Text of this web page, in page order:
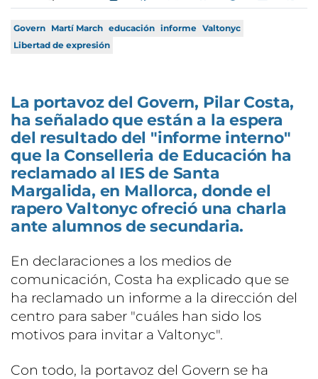
Govern Martí March educación informe Valtonyc
Libertad de expresión
La portavoz del Govern, Pilar Costa,
ha señalado que están a la espera
del resultado del "informe interno"
que la Conselleria de Educación ha
reclamado al IES de Santa
Margalida, en Mallorca, donde el
rapero Valtonyc ofreció una charla
ante alumnos de secundaria.
En declaraciones a los medios de
comunicación, Costa ha explicado que se
ha reclamado un informe a la dirección del
centro para saber "cuáles han sido los
motivos para invitar a Valtonyc".
Con todo, la portavoz del Govern se ha